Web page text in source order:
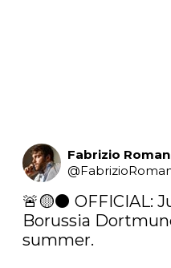
Fabrizio
@
🚨🟡⚫️ OFFICIAL:
Borussia
summer.